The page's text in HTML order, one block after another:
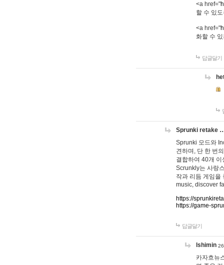
<a href="
할 수 있
<a href="
화할 수
답글달기
Sprunki retake
Sprunki 모드와
견하며, 단 한 번
결합하여 40개
Scrunkly는 사랑
작과 리듬 게임을
music, discover
https://
https://game-
답글달기
lshimin
카자흐뉴